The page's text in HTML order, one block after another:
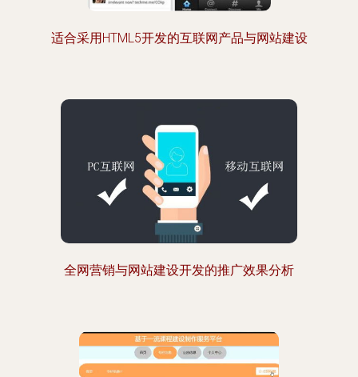
适合采用HTML5开发的互联网产品与网站建设
全网营销与网站建设开发的推广效果分析